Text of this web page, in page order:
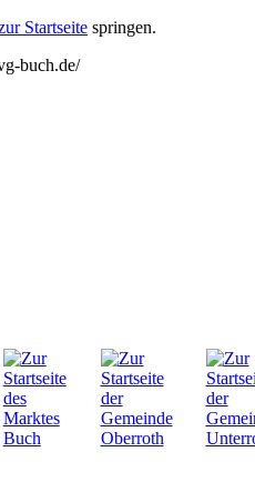
Startseite springen.
buch.de/